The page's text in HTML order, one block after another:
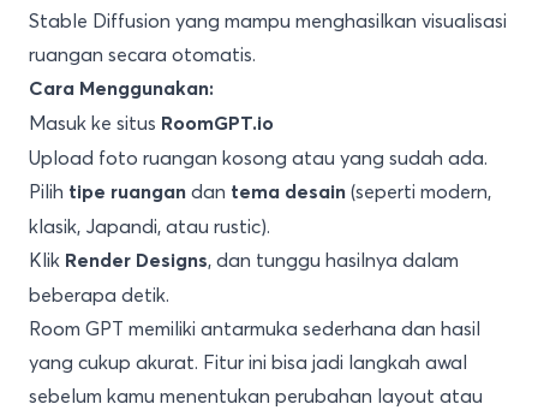
Stable Diffusion yang mampu menghasilkan visualisasi
ruangan secara otomatis.
Cara Menggunakan:
Masuk ke situs RoomGPT.io
Upload foto ruangan kosong atau yang sudah ada.
Pilih tipe ruangan dan tema desain (seperti modern,
klasik, Japandi, atau rustic).
Klik Render Designs, dan tunggu hasilnya dalam
beberapa detik.
Room GPT memiliki antarmuka sederhana dan hasil
yang cukup akurat. Fitur ini bisa jadi langkah awal
sebelum kamu menentukan perubahan layout atau